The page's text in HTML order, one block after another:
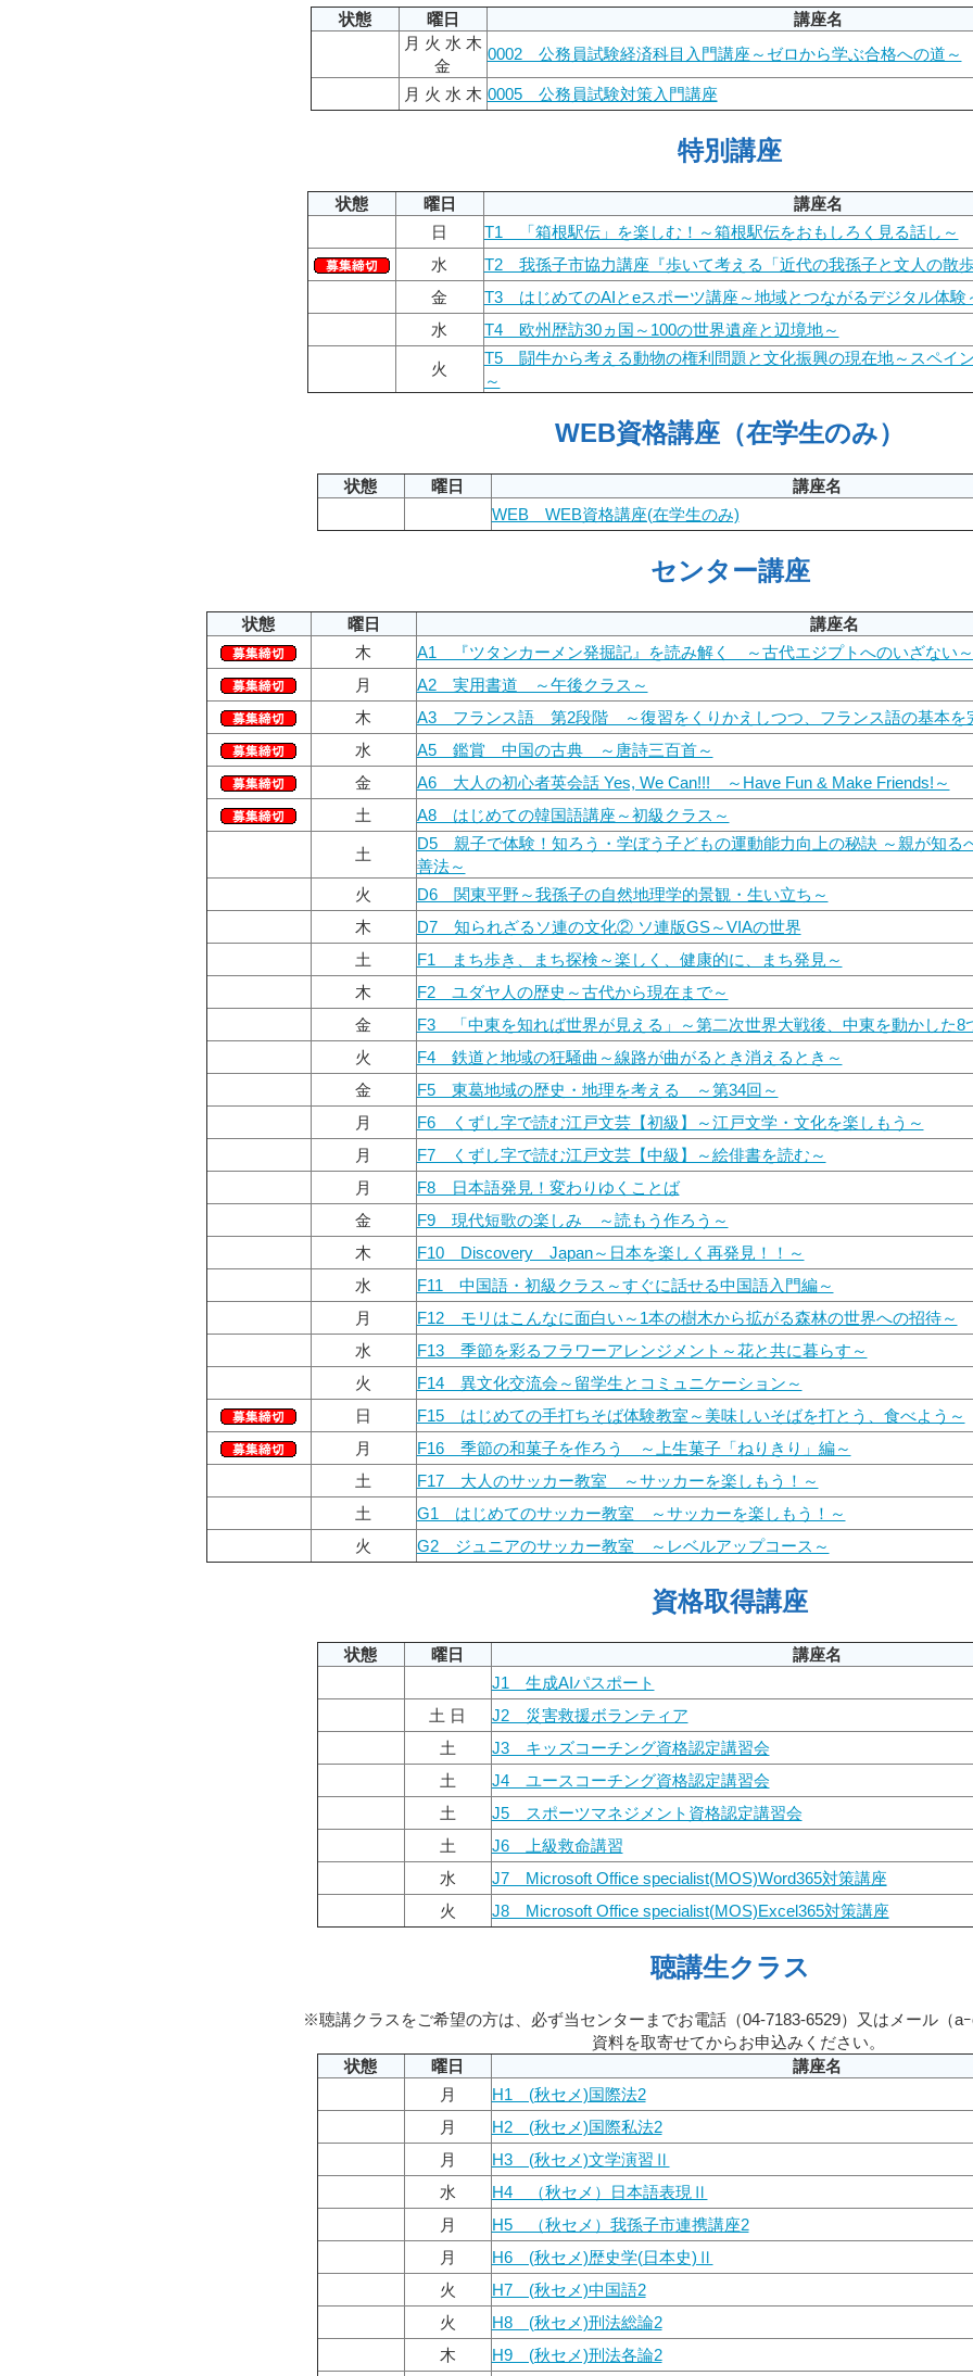
状態 曜日
講座名
月 火 水 木
金
0002 公務員試験経済科目入門講座～ゼロから学ぶ合格への道～
月 火 水 木 0005 公務員試験対策入門講座
特別講座
状態 曜日
講座名
日
T1 「箱根駅伝」を楽しむ！～箱根駅伝をおもしろく見る話し～
水
T2 我孫子市協力講座『歩いて考える「近代の我孫子と文人の散歩
金
T3 はじめてのAIとeスポーツ講座～地域とつながるデジタル体験
水
T4 欧州歴訪30ヵ国～100の世界遺産と辺境地～
火
T5 闘牛から考える動物の権利問題と文化振興の現在地～スペイ
～
WEB資格講座（在学生のみ）
状態 曜日
講座名
WEB WEB資格講座(在学生のみ)
センター講座
状態 曜日
講座名
木
A1 『ツタンカーメン発掘記』を読み解く ～古代エジプトへのいざない～
月
A2 実用書道 ～午後クラス～
木
A3 フランス語 第2段階 ～復習をくりかえしつつ、フランス語の基本を
水
A5 鑑賞 中国の古典 ～唐詩三百首～
金
A6 大人の初心者英会話 Yes, We Can!!! ～Have Fun & Make Friends!～
土
A8 はじめての韓国語講座～初級クラス～
土
D5 親子で体験！知ろう・学ぼう子どもの運動能力向上の秘訣 ～親が知る
善法～
火
D6 関東平野～我孫子の自然地理学的景観・生い立ち～
木
D7 知られざるソ連の文化② ソ連版GS～VIAの世界
土
F1 まち歩き、まち探検～楽しく、健康的に、まち発見～
木
F2 ユダヤ人の歴史～古代から現在まで～
金
F3 「中東を知れば世界が見える」～第二次世界大戦後、中東を動かした8
火
F4 鉄道と地域の狂騒曲～線路が曲がるとき消えるとき～
金
F5 東葛地域の歴史・地理を考える ～第34回～
月
F6 くずし字で読む江戸文芸【初級】～江戸文学・文化を楽しもう～
月
F7 くずし字で読む江戸文芸【中級】～絵俳書を読む～
月
F8 日本語発見！変わりゆくことば
金
F9 現代短歌の楽しみ ～読もう作ろう～
木
F10 Discovery Japan～日本を楽しく再発見！！～
水
F11 中国語・初級クラス～すぐに話せる中国語入門編～
月
F12 モリはこんなに面白い～1本の樹木から拡がる森林の世界への招待～
水
F13 季節を彩るフラワーアレンジメント～花と共に暮らす～
火
F14 異文化交流会～留学生とコミュニケーション～
日
F15 はじめての手打ちそば体験教室～美味しいそばを打とう、食べよう～
月
F16 季節の和菓子を作ろう ～上生菓子「ねりきり」編～
土
F17 大人のサッカー教室 ～サッカーを楽しもう！～
土
G1 はじめてのサッカー教室 ～サッカーを楽しもう！～
火
G2 ジュニアのサッカー教室 ～レベルアップコース～
資格取得講座
状態 曜日
講座名
J1 生成AIパスポート
土 日
J2 災害救援ボランティア
土
J3 キッズコーチング資格認定講習会
土
J4 ユースコーチング資格認定講習会
土
J5 スポーツマネジメント資格認定講習会
土
J6 上級救命講習
水
J7 Microsoft Office specialist(MOS)Word365対策講座
火
J8 Microsoft Office specialist(MOS)Excel365対策講座
聴講生クラス
※聴講クラスをご希望の方は、必ず当センターまでお電話（04-7183-6529）又はメール（a
資料を取寄せてからお申込みください。
状態
曜日
講座名
月
H1 (秋セメ)国際法2
月
H2 (秋セメ)国際私法2
月
H3 (秋セメ)文学演習Ⅱ
水
H4 （秋セメ）日本語表現Ⅱ
月
H5 （秋セメ）我孫子市連携講座2
月
H6 (秋セメ)歴史学(日本史)Ⅱ
火
H7 (秋セメ)中国語2
火
H8 (秋セメ)刑法総論2
木
H9 (秋セメ)刑法各論2